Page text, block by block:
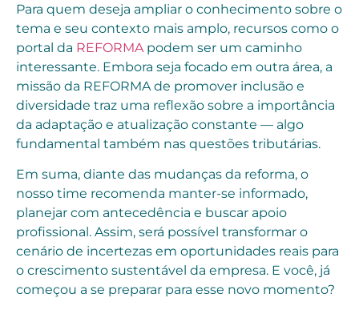
Para quem deseja ampliar o conhecimento sobre o
tema e seu contexto mais amplo, recursos como o
portal da REFORMA podem ser um caminho
interessante. Embora seja focado em outra área, a
missão da REFORMA de promover inclusão e
diversidade traz uma reflexão sobre a importância
da adaptação e atualização constante — algo
fundamental também nas questões tributárias.
Em suma, diante das mudanças da reforma, o
nosso time recomenda manter-se informado,
planejar com antecedência e buscar apoio
profissional. Assim, será possível transformar o
cenário de incertezas em oportunidades reais para
o crescimento sustentável da empresa. E você, já
começou a se preparar para esse novo momento?